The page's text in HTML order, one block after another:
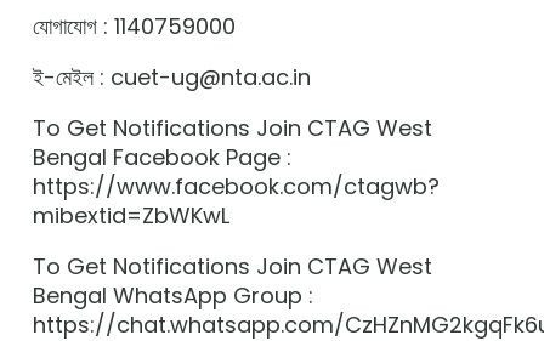
যোগাযোগ : 1140759000
ই-মেইল : cuet-ug@nta.ac.in
To Get Notifications Join CTAG West
Bengal Facebook Page :
https://www.facebook.com/ctagwb?
mibextid=ZbWKwL
To Get Notifications Join CTAG West
Bengal WhatsApp Group :
https://chat.whatsapp.com/